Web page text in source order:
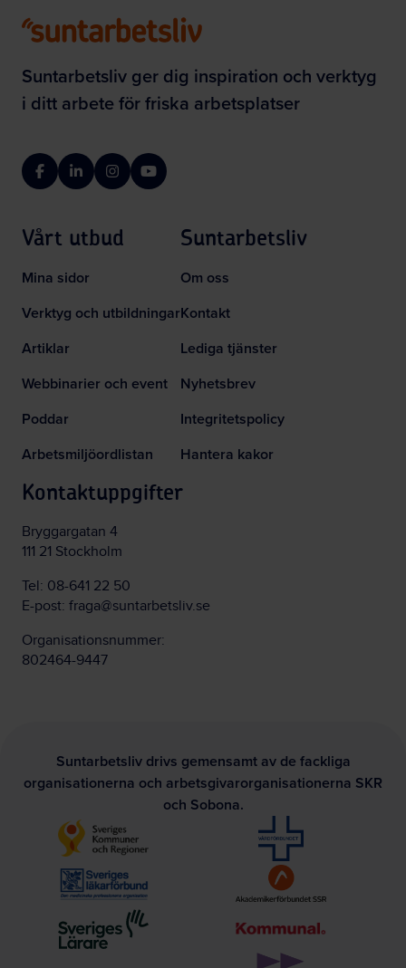
Suntarbetsliv ger dig inspiration och verktyg
i ditt arbete för friska arbetsplatser
FacebookLinkedInInstagramYouTube
Vårt utbud
Mina sidor
Verktyg och utbildningar
Artiklar
Webbinarier och event
Poddar
Arbetsmiljöordlistan
Suntarbetsliv
Om oss
Kontakt
Lediga tjänster
Nyhetsbrev
Integritetspolicy
Hantera kakor
Kontaktuppgifter
Bryggargatan 4
111 21 Stockholm
Tel: 08-641 22 50
E-post: fraga@suntarbetsliv.se
Organisationsnummer:
802464-9447
Suntarbetsliv drivs gemensamt av de fackliga
organisationerna och arbetsgivarorganisationerna SKR
och Sobona.